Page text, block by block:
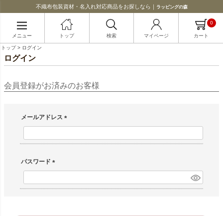
不織布包装資材・名入れ対応商品をお探しなら｜ ラッピングの森
メニュー トップ 検索 マイページ カート
0
トップ ログイン
ログイン
会員登録がお済みのお客様
メールアドレス
(必須)
パスワード
(必須)